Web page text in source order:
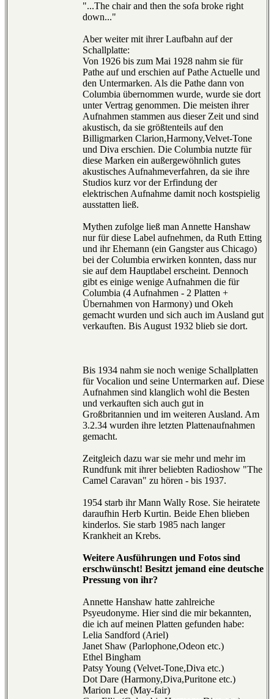
"...The chair and then the sofa broke right
down..."
Aber weiter mit ihrer Laufbahn auf der
Schallplatte:
Von 1926 bis zum Mai 1928 nahm sie für
Pathe auf und erschien auf Pathe Actuelle und
den Untermarken. Als die Pathe dann von
Columbia übernommen wurde, wurde sie dort
unter Vertrag genommen. Die meisten ihrer
Aufnahmen stammen aus dieser Zeit und sind
akustisch, da sie größtenteils auf den
Billigmarken Clarion,Harmony,Velvet-Tone
und Diva erschien. Die Columbia nutzte für
diese Marken ein außergewöhnlich gutes
akustisches Aufnahmeverfahren, da sie ihre
Studios kurz vor der Erfindung der
elektrischen Aufnahme damit noch kostspielig
ausstatten ließ.
Mythen zufolge ließ man Annette Hanshaw
nur für diese Label aufnehmen, da Ruth Etting
und ihr Ehemann (ein Gangster aus Chicago)
bei der Columbia erwirken konnten, dass nur
sie auf dem Hauptlabel erscheint. Dennoch
gibt es einige wenige Aufnahmen die für
Columbia (4 Aufnahmen - 2 Platten +
Übernahmen von Harmony) und Okeh
gemacht wurden und sich auch im Ausland gut
verkauften. Bis August 1932 blieb sie dort.
Bis 1934 nahm sie noch wenige Schallplatten
für Vocalion und seine Untermarken auf. Diese
Aufnahmen sind klanglich wohl die Besten
und verkauften sich auch gut in
Großbritannien und im weiteren Ausland. Am
3.2.34 wurden ihre letzten Plattenaufnahmen
gemacht.
Zeitgleich dazu war sie mehr und mehr im
Rundfunk mit ihrer beliebten Radioshow "The
Camel Caravan" zu hören - bis 1937.
1954 starb ihr Mann Wally Rose. Sie heiratete
daraufhin Herb Kurtin. Beide Ehen blieben
kinderlos. Sie starb 1985 nach langer
Krankheit an Krebs.
Weitere Ausführungen und Fotos sind
erschwünscht! Besitzt jemand eine deutsche
Pressung von ihr?
Annette Hanshaw hatte zahlreiche
Psyeudonyme. Hier sind die mir bekannten,
die ich auf meinen Platten gefunden habe:
Lelia Sandford (Ariel)
Janet Shaw (Parlophone,Odeon etc.)
Ethel Bingham
Patsy Young (Velvet-Tone,Diva etc.)
Dot Dare (Harmony,Diva,Puritone etc.)
Marion Lee (May-fair)